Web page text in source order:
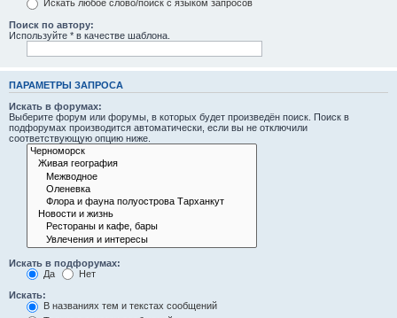
Искать любое слово/поиск с языком запросов
Поиск по автору:
Используйте * в качестве шаблона.
ПАРАМЕТРЫ ЗАПРОСА
Искать в форумах:
Выберите форум или форумы, в которых будет произведён поиск. Поиск в
подфорумах производится автоматически, если вы не отключили
соответствующую опцию ниже.
Искать в подфорумах:
Да
Нет
Искать:
В названиях тем и текстах сообщений